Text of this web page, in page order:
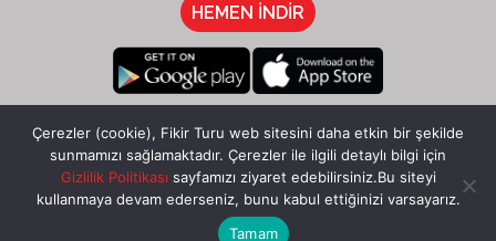
HEMEN İNDİR
Çerezler (cookie), Fikir Turu web sitesini daha etkin bir şekilde
sunmamızı sağlamaktadır. Çerezler ile ilgili detaylı bilgi için
Gizlilik Politikası sayfamızı ziyaret edebilirsiniz.Bu siteyi
kullanmaya devam ederseniz, bunu kabul ettiğinizi varsayarız.
Tamam